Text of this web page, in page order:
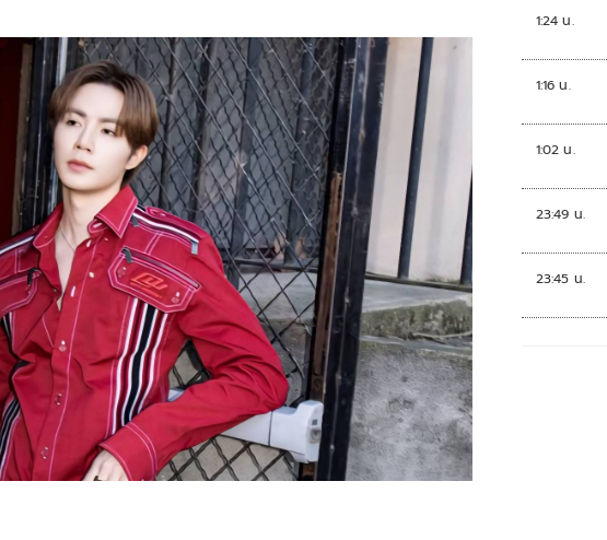
1:24 น.
1:16 น.
1:02 น.
23:49 น.
23:45 น.